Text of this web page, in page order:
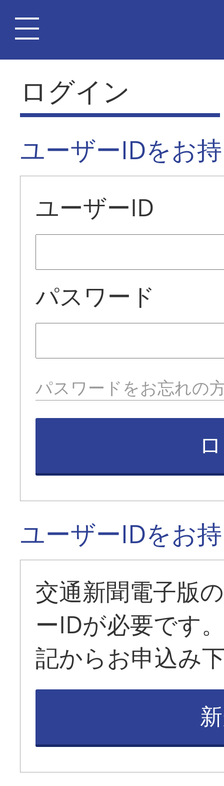
ログイン
ユーザーIDをお
ユーザーID
パスワード
パスワードをお忘れの
ユーザーIDをお
交通新聞電子版
ーIDが必要です
記からお申込み